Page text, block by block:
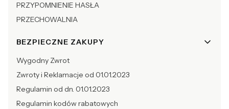
PRZYPOMNIENIE HASŁA
PRZECHOWALNIA
BEZPIECZNE ZAKUPY
Wygodny Zwrot
Zwroty i Reklamacje od 01.01.2023
Regulamin od dn. 01.01.2023
Regulamin kodów rabatowych